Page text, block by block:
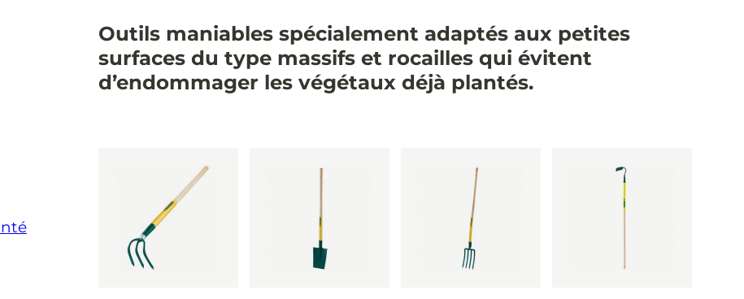
Outils maniables spécialement adaptés aux petites
surfaces du type massifs et rocailles qui évitent
d’endommager les végétaux déjà plantés.